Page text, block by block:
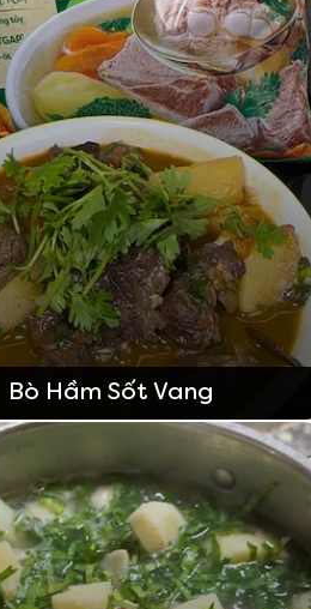
Bò Hầm Sốt Vang